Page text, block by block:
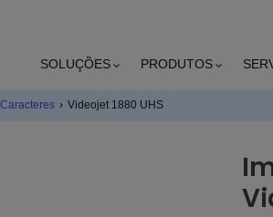
SOLUÇÕES PRODUTOS
› Videojet 1880 UHS